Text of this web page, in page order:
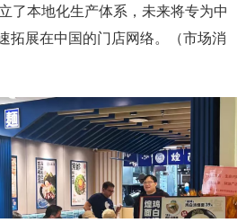
了本地化生产体系，未来将专为中
拓展在中国的门店网络。（市场消